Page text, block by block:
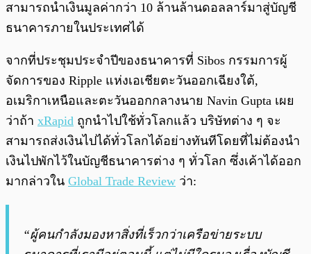
สามารถนำเงินมูลค่ากว่า 10 ล้านล้านดอลลาร์มาสู่บัญชี
ธนาคารภายในประเทศได้
จากที่ประชุมประจำปีของธนาคารที่ Sibos กรรมการผู้
จัดการของ Ripple แห่งเอเชียตะวันออกเฉียงใต้,
อเมริกาเหนือและตะวันออกกลางนาย Navin Gupta เผย
ว่าถ้า xRapid ถูกนำไปใช้ทั่วโลกแล้ว บริษัทต่าง ๆ จะ
สามารถส่งเงินไปได้ทั่วโลกได้อย่างทันทีโดยที่ไม่ต้องนำ
เงินไปพักไว้ในบัญชีธนาคารต่าง ๆ ทั่วโลก ซึ่งเค้าได้ออก
มากล่าวใน Global Trade Review ว่า:
“ผู้คนกำลังมองหาสิ่งที่เร็วกว่าเครือข่ายระบบ